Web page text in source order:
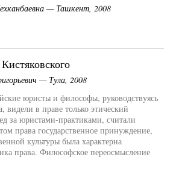
— Ташкент, 2008
— Тула, 2008
юристы и философы, руководствуясь
видели в праве только этический
за юристами-практиками, считали
права государственное принуждение,
культуры была характерна
права. Философское переосмысление